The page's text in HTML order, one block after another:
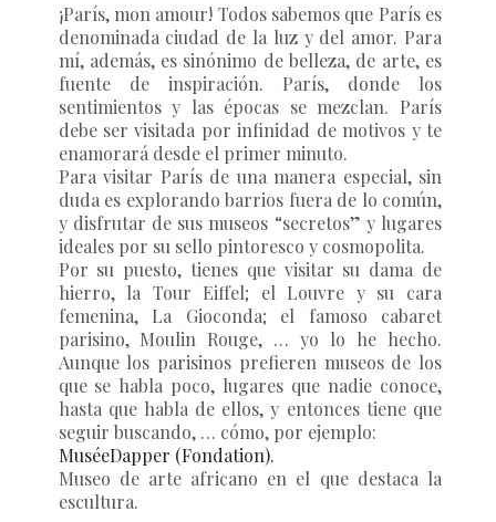
¡París, mon amour! Todos sabemos que París es
denominada ciudad de la luz y del amor. Para
mí, además, es sinónimo de belleza, de arte, es
fuente de inspiración. París, donde los
sentimientos y las épocas se mezclan. París
debe ser visitada por infinidad de motivos y te
enamorará desde el primer minuto.
Para visitar París de una manera especial, sin
duda es explorando barrios fuera de lo común,
y disfrutar de sus museos “secretos” y lugares
ideales por su sello pintoresco y cosmopolita.
Por su puesto, tienes que visitar su dama de
hierro, la Tour Eiffel; el Louvre y su cara
femenina, La Gioconda; el famoso cabaret
parisino, Moulin Rouge, … yo lo he hecho.
Aunque los parisinos prefieren museos de los
que se habla poco, lugares que nadie conoce,
hasta que habla de ellos, y entonces tiene que
seguir buscando, … cómo, por ejemplo:
MuséeDapper (Fondation).
Museo de arte africano en el que destaca la
escultura.